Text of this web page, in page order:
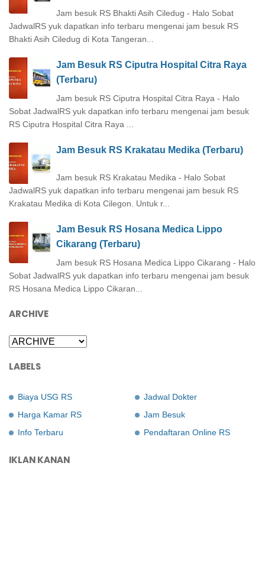
Jam besuk RS Bhakti Asih Ciledug - Halo Sobat
JadwalRS yuk dapatkan info terbaru mengenai jam besuk RS
Bhakti Asih Ciledug di Kota Tangeran...
Jam Besuk RS Ciputra Hospital Citra Raya
(Terbaru)
Jam besuk RS Ciputra Hospital Citra Raya - Halo
Sobat JadwalRS yuk dapatkan info terbaru mengenai jam besuk
RS Ciputra Hospital Citra Raya ...
Jam Besuk RS Krakatau Medika (Terbaru)
Jam besuk RS Krakatau Medika - Halo Sobat
JadwalRS yuk dapatkan info terbaru mengenai jam besuk RS
Krakatau Medika di Kota Cilegon. Untuk r...
Jam Besuk RS Hosana Medica Lippo
Cikarang (Terbaru)
Jam besuk RS Hosana Medica Lippo Cikarang - Halo
Sobat JadwalRS yuk dapatkan info terbaru mengenai jam besuk
RS Hosana Medica Lippo Cikaran...
ARCHIVE
LABELS
Biaya USG RS
Harga Kamar RS
Info Terbaru
Jadwal Dokter
Jam Besuk
Pendaftaran Online RS
IKLAN KANAN